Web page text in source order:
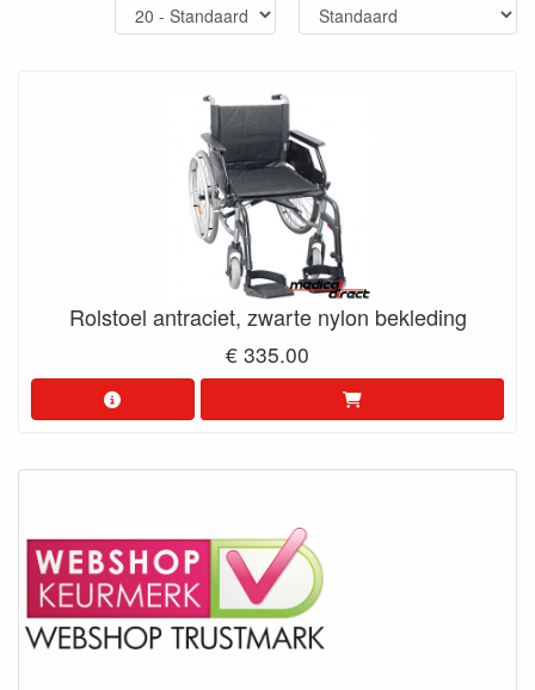
Rolstoel antraciet, zwarte nylon bekleding
€ 335.00